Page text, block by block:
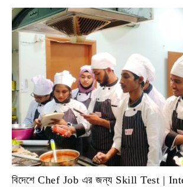
বিদেশে Chef Job এর জন্য Skill Test |